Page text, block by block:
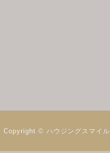
Copyright © ハウジングスマイル